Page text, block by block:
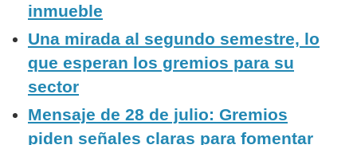
inmueble
Una mirada al segundo semestre, lo
que esperan los gremios para su
sector
Mensaje de 28 de julio: Gremios
piden señales claras para fomentar